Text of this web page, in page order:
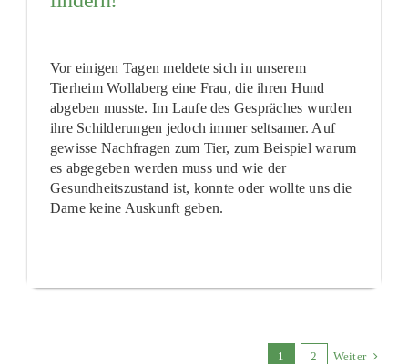
Vor einigen Tagen meldete sich in unserem
Tierheim Wollaberg eine Frau, die ihren Hund
abgeben musste. Im Laufe des Gespräches wurden
ihre Schilderungen jedoch immer seltsamer. Auf
gewisse Nachfragen zum Tier, zum Beispiel warum
es abgegeben werden muss und wie der
Gesundheitszustand ist, konnte oder wollte uns die
Dame keine Auskunft geben.
1 2 Weiter